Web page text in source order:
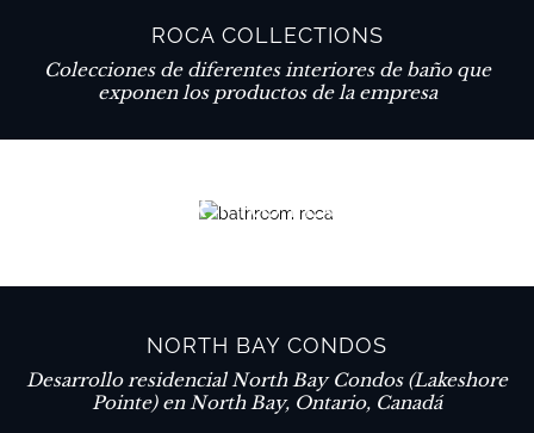
ROCA COLLECTIONS
Colecciones de diferentes interiores de baño que
exponen los productos de la empresa
VER PROYECTO
NORTH BAY CONDOS
Desarrollo residencial North Bay Condos (Lakeshore
Pointe) en North Bay, Ontario, Canadá